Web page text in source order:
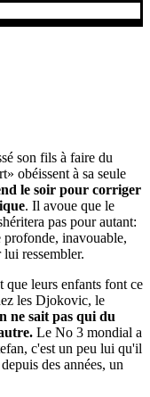
son fils à faire du
obéissent à sa seule
le soir pour corriger
. Il avoue que le
pas pour autant:
profonde, inavouable,
ressembler.
leurs enfants font ce
les Djokovic, le
ne sait pas qui du
Le No 3 mondial a
c'est un peu lui qu'il
des années, un